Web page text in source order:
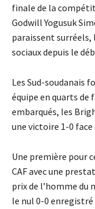
finale de la
Godwill Yogusuk
paraissent surréels,
sociaux depuis le
Les Sud-soudanais
équipe en quarts de
embarqués, les
une victoire 1-0
Une première pour
CAF avec une
prix de l’homme du
le nul 0-0 enregistré